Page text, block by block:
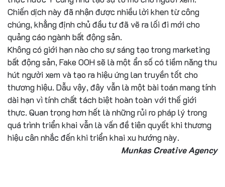
Chiến dịch này đã nhận được nhiều lời khen từ công
chúng, khẳng định chủ đầu tư đã vẽ ra lối đi mới cho
quảng cáo ngành bất động sản.
Không có giới hạn nào cho sự sáng tạo trong marketing
bất động sản, Fake OOH sẽ là một ẩn số có tiềm năng thu
hút người xem và tạo ra hiệu ứng lan truyền tốt cho
thương hiệu. Dẫu vậy, đây vẫn là một bài toán mang tính
dài hạn vì tính chất tách biệt hoàn toàn với thế giới
thực. Quan trọng hơn hết là những rủi ro pháp lý trong
quá trình triển khai vẫn là vấn đề tiên quyết khi thương
hiệu cân nhắc đến khi triển khai xu hướng này.
Munkas Creative Agency